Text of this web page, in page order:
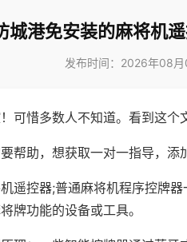
城港免安装的麻将机
发布时间：2026年08月
可惜多数人不知道。看到这个
帮助，想获取一对一指导，添
遥控器;普通麻将机程序控牌
牌功能的设备或工具。